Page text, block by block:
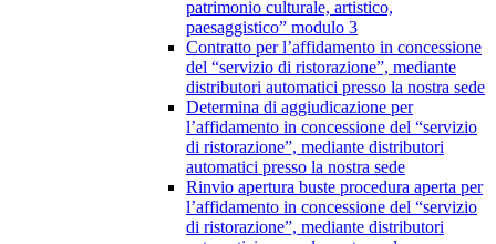
patrimonio culturale, artistico,
paesaggistico” modulo 3
Contratto per l’affidamento in concessione
del “servizio di ristorazione”, mediante
distributori automatici presso la nostra sede
Determina di aggiudicazione per
l’affidamento in concessione del “servizio
di ristorazione”, mediante distributori
automatici presso la nostra sede
Rinvio apertura buste procedura aperta per
l’affidamento in concessione del “servizio
di ristorazione”, mediante distributori